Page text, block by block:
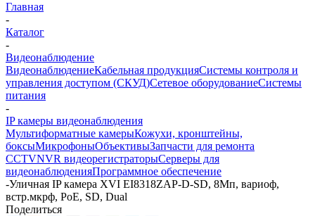
Главная
-
Каталог
-
Видеонаблюдение
ВидеонаблюдениеКабельная продукцияСистемы контроля и
управления доступом (СКУД)Сетевое оборудованиеСистемы
питания
-
IP камеры видеонаблюдения
Мультиформатные камерыКожухи, кронштейны,
боксыМикрофоныОбъективыЗапчасти для ремонта
CCTVNVR видеорегистраторыСерверы для
видеонаблюденияПрограммное обеспечение
-Уличная IP камера XVI EI8318ZAP-D-SD, 8Мп, вариоф,
встр.мкрф, PoE, SD, Dual
Поделиться